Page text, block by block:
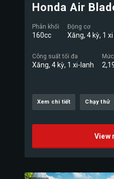
Honda Air
Phân khối
160cc
Động cơ
Xăng, 4 kỳ, 1
Công suất tối đa
Xăng, 4 kỳ, 1 xi-lanh
Xem chi tiết Chạy thử
View